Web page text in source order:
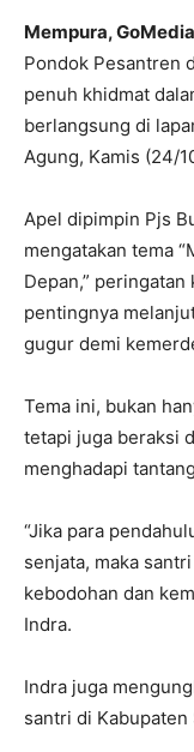
Mempura,
Pondok Pesantren
penuh khidmat
berlangsung di
Agung, Kamis (24/
Apel dipimpin Pjs
mengatakan tema
Depan,”
pentingnya
gugur demi
Tema ini, bukan
tetapi juga beraksi
menghadapi
“Jika para
senjata, maka
kebodohan dan
Indra.
Indra juga
santri di Kabupaten